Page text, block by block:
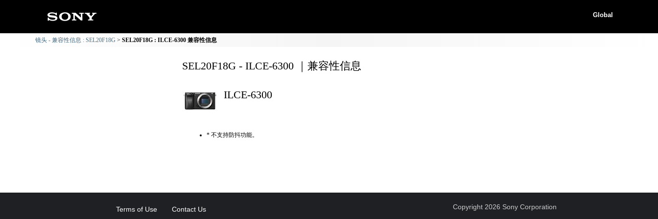
Global
镜头 - 兼容性信息 : SEL20F18G SEL20F18G : ILCE-6300 兼容性信息
SEL20F18G - ILCE-6300 ｜兼容性信息
ILCE-6300
* 不支持防抖功能。
Terms of Use Contact Us Copyright 2026 Sony Corporation